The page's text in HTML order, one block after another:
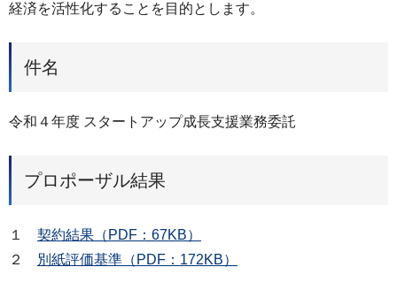
経済を活性化することを目的とします。
件名
令和４年度 スタートアップ成長支援業務委託
プロポーザル結果
１ 契約結果（PDF：67KB）
２
別紙評価基準（PDF：172KB）